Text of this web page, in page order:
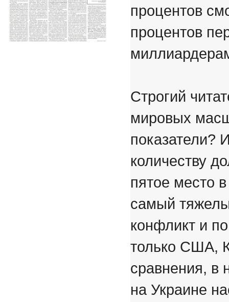
процентов
процентов
Строгий
мировых
показатели?
количеству
пятое место
самый
конфликт и
только США,
сравнения, в
на Украине